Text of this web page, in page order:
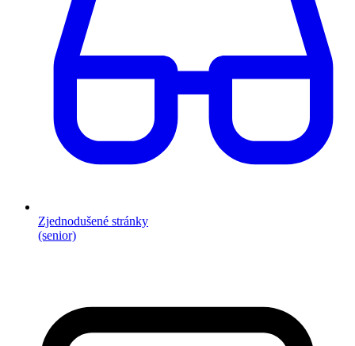
Zjednodušené stránky
(senior)